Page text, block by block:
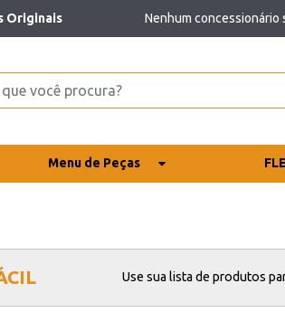
Originais Nenhum concessionário
Menu de Peças
Use sua lista de produtos